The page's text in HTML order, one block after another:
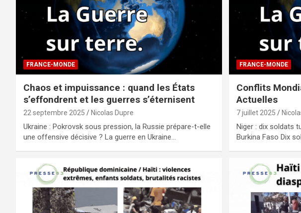
FRANCE-MONDE
Chaos et impuissance : quand les États
s’effondrent et les guerres s’éternisent
22 septembre 2025 Nicolas Dupre
Ukraine : Pokrovsk sous pression, la Russie prépare-t-elle
une offensive décisive ? La guerre en Ukraine…
FRANCE-MONDE
Conflits
Actuelles
7 juillet 2025
Niger : dix soldats
Burkina Faso Dix